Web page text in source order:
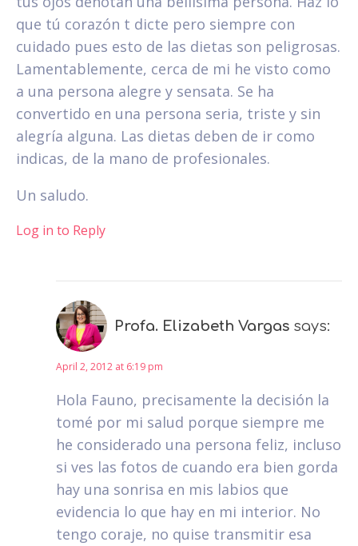
que tú corazón t dicte pero siempre con
cuidado pues esto de las dietas son peligrosas.
Lamentablemente, cerca de mi he visto como
a una persona alegre y sensata. Se ha
convertido en una persona seria, triste y sin
alegría alguna. Las dietas deben de ir como
indicas, de la mano de profesionales.
Un saludo.
Log in to Reply
Profa. Elizabeth Vargas says:
April 2, 2012 at 6:19 pm
Hola Fauno, precisamente la decisión la
tomé por mi salud porque siempre me
he considerado una persona feliz, incluso
si ves las fotos de cuando era bien gorda
hay una sonrisa en mis labios que
evidencia lo que hay en mi interior. No
tengo coraje, no quise transmitir esa